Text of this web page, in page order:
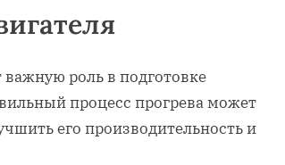
важную роль в подготовке
процесс прогрева может
его производительность и